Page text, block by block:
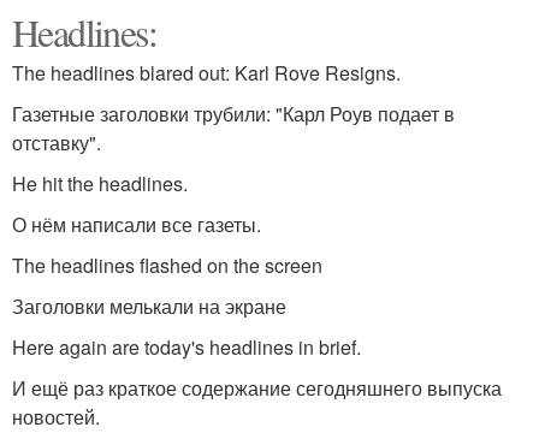
Headlines:
The headlines blared out: Karl Rove Resigns.
Газетные заголовки трубили: "Карл Роув подает в
отставку".
He hit the headlines.
О нём написали все газеты.
The headlines flashed on the screen
Заголовки мелькали на экране
Here again are today's headlines in brief.
И ещё раз краткое содержание сегодняшнего выпуска
новостей.